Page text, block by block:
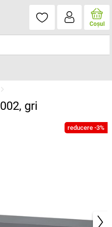
Coşul
gri
reducere -3%